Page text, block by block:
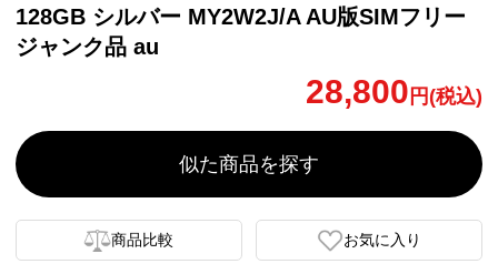
128GB シルバー MY2W2J/A AU版SIMフリー
ジャンク品 au
28,800 円(税込)
似た商品を探す
商品比較 お気に入り